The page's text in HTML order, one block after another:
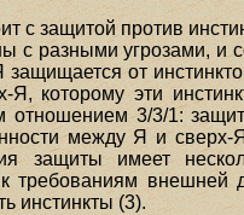
с защитой против
с разными угрозами, и
защищается от
Я, которому эти
отношением 3/3/1:
между Я и
защиты имеет
требованиям внешней
инстинкты (3).